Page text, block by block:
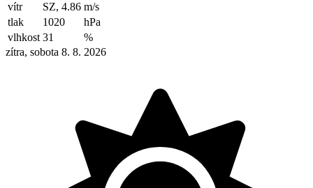
vítr
SZ, 4.86 m/s
tlak
1020
hPa
vlhkost 31
%
zítra, sobota 8. 8. 2026